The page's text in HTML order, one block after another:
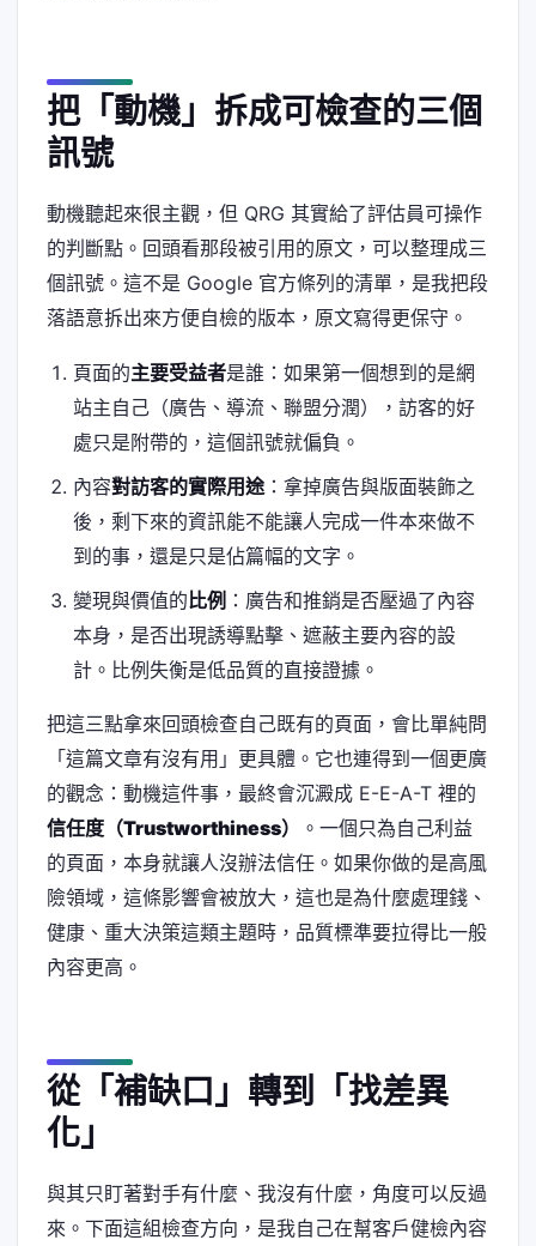
把「動機」拆成可檢查的三個
訊號
動機聽起來很主觀，但 QRG 其實給了評估員可操作
的判斷點。回頭看那段被引用的原文，可以整理成三
個訊號。這不是 Google 官方條列的清單，是我把段
落語意拆出來方便自檢的版本，原文寫得更保守。
頁面的主要受益者是誰：如果第一個想到的是網
站主自己（廣告、導流、聯盟分潤），訪客的好
處只是附帶的，這個訊號就偏負。
內容對訪客的實際用途：拿掉廣告與版面裝飾之
後，剩下來的資訊能不能讓人完成一件本來做不
到的事，還是只是佔篇幅的文字。
變現與價值的 比例 ：廣告和推銷是否壓過了內容
本身，是否出現誘導點擊、遮蔽主要內容的設
計。比例失衡是低品質的直接證據。
把這三點拿來回頭檢查自己既有的頁面，會比單純問
「這篇文章有沒有用」更具體。它也連得到一個更廣
的觀念：動機這件事，最終會沉澱成 E-E-A-T 裡的
信任度（Trustworthiness）
。一個只為自己利益
的頁面，本身就讓人沒辦法信任。如果你做的是高風
險領域，這條影響會被放大，這也是為什麼處理錢、
健康、重大決策這類主題時，品質標準要拉得比一般
內容更高。
從「補缺口」轉到「找差異
化」
與其只盯著對手有什麼、我沒有什麼，角度可以反過
來。下面這組檢查方向，是我自己在幫客戶健檢內容